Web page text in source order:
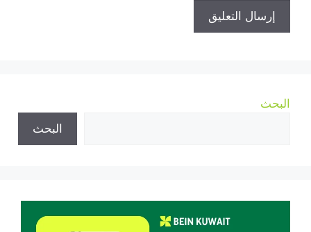
البحث
البحث